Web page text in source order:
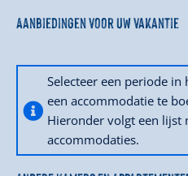
Aanbiedingen voor uw vakantie
Selecteer een periode
een accommodatie te
Hieronder volgt een lijst
accommodaties.